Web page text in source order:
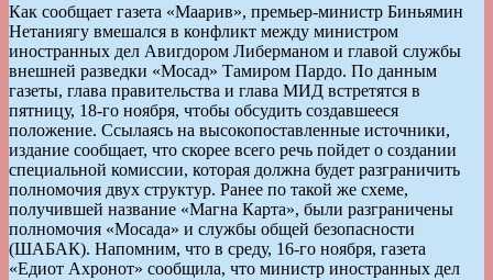
Как сообщает газета «Маарив», премьер-министр Биньямин
Нетаниягу вмешался в конфликт между министром
иностранных дел Авигдором Либерманом и главой службы
внешней разведки «Мосад» Тамиром Пардо. По данным
газеты, глава правительства и глава МИД встретятся в
пятницу, 18-го ноября, чтобы обсудить создавшееся
положение. Ссылаясь на высокопоставленные источники,
издание сообщает, что скорее всего речь пойдет о создании
специальной комиссии, которая должна будет разграничить
полномочия двух структур. Ранее по такой же схеме,
получившей название «Магна Карта», были разграничены
полномочия «Мосада» и службы общей безопасности
(ШАБАК). Напомним, что в среду, 16-го ноября, газета
«Едиот Ахронот» сообщила, что министр иностранных дел